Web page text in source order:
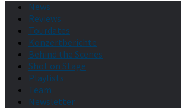
News
Reviews
Tourdates
Konzertberichte
Behind the Scenes
Shot on Stage
Playlists
Team
Newsletter